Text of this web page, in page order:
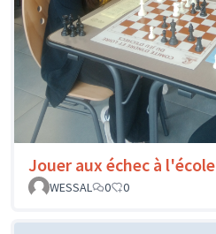
Jouer aux échec à l'école
WESSAL
0 0